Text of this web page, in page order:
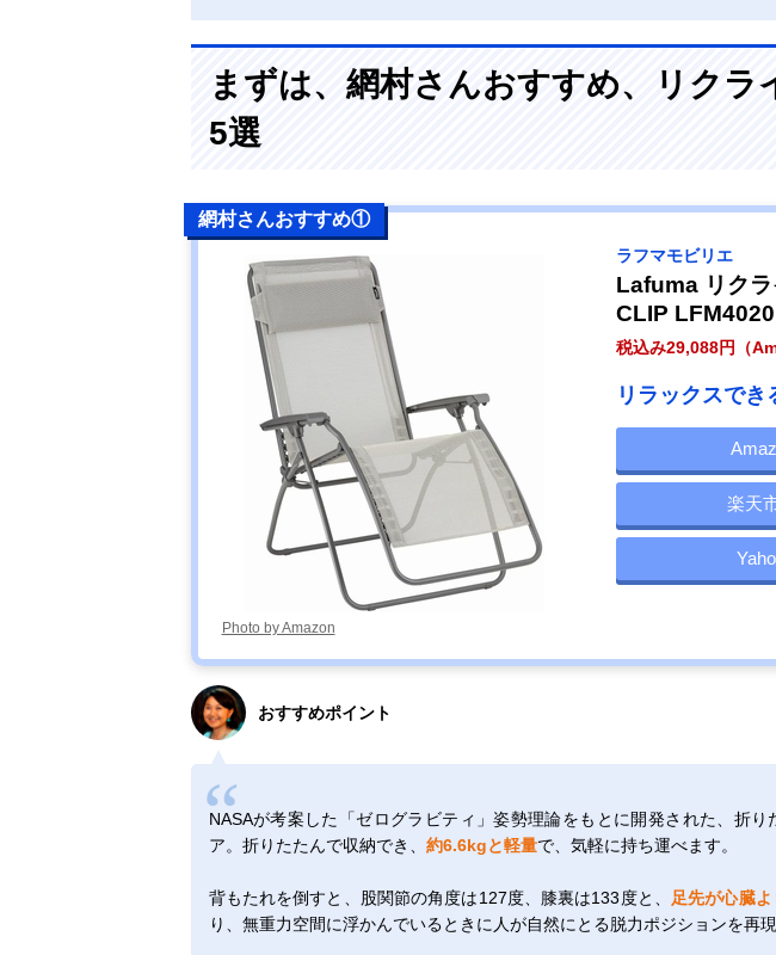
まずは、網村さんおすすめ、リクラ
5選
網村さんおすすめ①
Photo by Amazon
ラフマモビリエ
Lafuma リク
CLIP LFM4020
税込み29,088円（
リラックスで
楽天
おすすめポイント
NASAが考案した「ゼログラビティ」姿勢理論をもとに開発された、折り
ア。折りたたんで収納でき、 約6.6kgと軽量で、気軽に持ち運べます。
背もたれを倒すと、股関節の角度は127度、膝裏は133度と、 足先が心臓
り、無重力空間に浮かんでいるときに人が自然にとる脱力ポジションを再現